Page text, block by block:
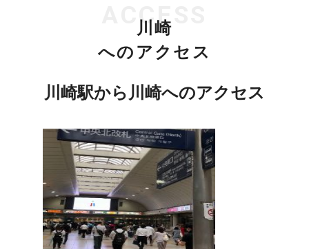
川崎
へのアクセス
ACCESS
川崎駅から川崎へのアクセス